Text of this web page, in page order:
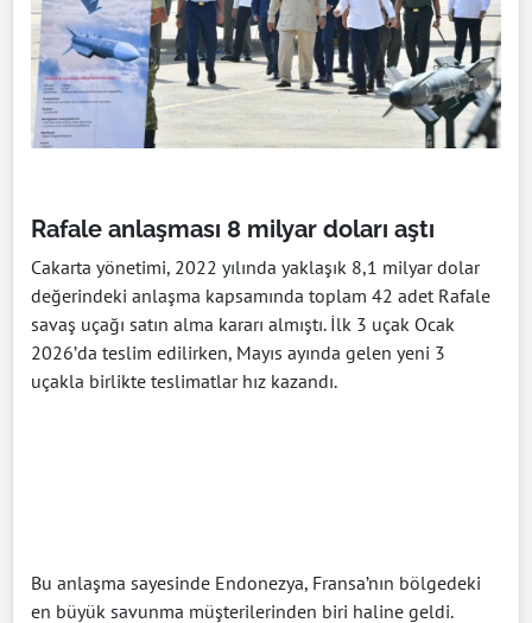
Rafale anlaşması 8 milyar doları aştı
Cakarta yönetimi, 2022 yılında yaklaşık 8,1 milyar dolar
değerindeki anlaşma kapsamında toplam 42 adet Rafale
savaş uçağı satın alma kararı almıştı. İlk 3 uçak Ocak
2026’da teslim edilirken, Mayıs ayında gelen yeni 3
uçakla birlikte teslimatlar hız kazandı.
Bu anlaşma sayesinde Endonezya, Fransa’nın bölgedeki
en büyük savunma müşterilerinden biri haline geldi.